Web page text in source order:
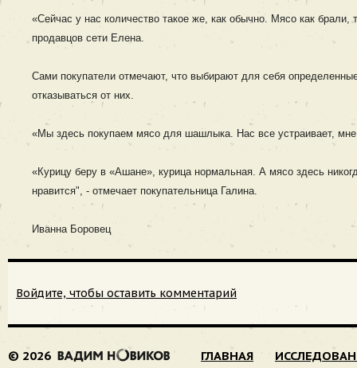
«Сейчас у нас количество такое же, как обычно. Мясо как
продавцов сети Елена.
Сами покупатели отмечают, что выбирают для себя
отказываться от них.
«Мы здесь покупаем мясо для шашлыка. Нас все устраивает,
«Курицу беру в «Ашане», курица нормальная. А мясо здесь
нравится", - отмечает покупательница Галина.
Иванна Боровец
Войдите, чтобы оставить комментарий
© 2026 ГЛАВНАЯ